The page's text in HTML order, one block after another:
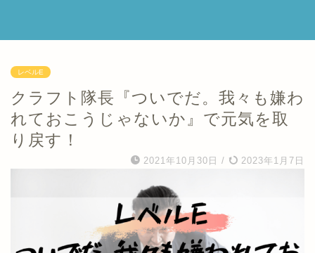
レベルE
クラフト隊長『ついでだ。我々も嫌わ
れておこうじゃないか』で元気を取
り戻す！
2021年10月30日 / 2023年1月7日